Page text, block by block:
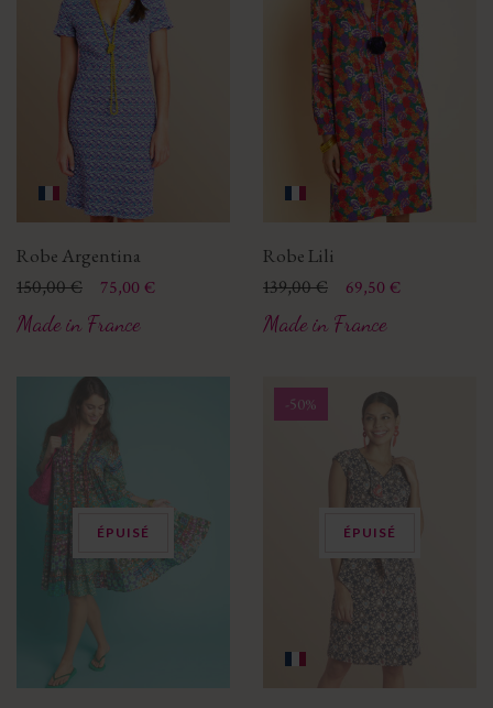
Robe Argentina
Prix
Prix de base
150,00 € 75,00 €
Made in France
Robe Lili
Prix
Prix de base
139,00 € 69,50 €
Made in France
ÉPUISÉ
-50%
ÉPUISÉ